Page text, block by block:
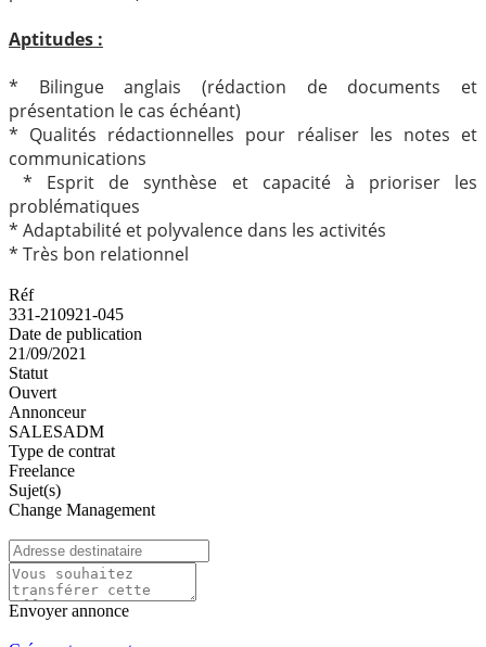
Aptitudes :
* Bilingue anglais (rédaction de documents et
présentation le cas échéant)
* Qualités rédactionnelles pour réaliser les notes et
communications
* Esprit de synthèse et capacité à prioriser les
problématiques
* Adaptabilité et polyvalence dans les activités
* Très bon relationnel
Réf
331-210921-045
Date de publication
21/09/2021
Statut
Ouvert
Annonceur
SALESADM
Type de contrat
Freelance
Sujet(s)
Change Management
Envoyer annonce